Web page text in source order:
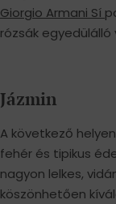
Giorgio Armani Sí
rózsák egyedülálló
Jázmin
A következő
fehér és tipikus
nagyon lelkes,
köszönhetően